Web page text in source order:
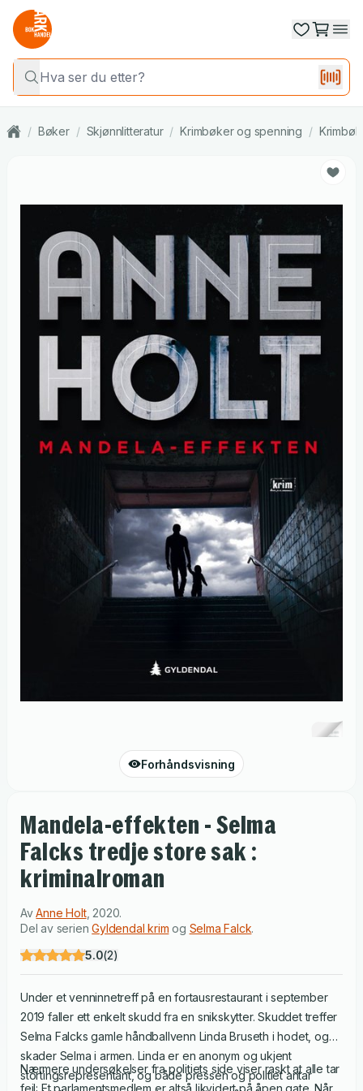
/ Bøker / Skjønnlitteratur / Krimbøker og spenning /
Forhåndsvisning
Mandela-effekten - Selma
Falcks tredje store sak :
kriminalroman
AvAnne Holt, 2020.
Del av serienGyldendal krim og Selma Falck.
5.0(2)
Under et venninnetreff på en fortausrestaurant i september
2019 faller ett enkelt skudd fra en snikskytter. Skuddet treffer
Selma Falcks gamle håndballvenn Linda Bruseth i hodet, og
skader Selma i armen. Linda er en anonym og ukjent
stortingsrepresentant, og både pressen og politiet antar
Nærmere undersøkelser fra politiets side viser raskt at alle tar
feil: Et parlamentsmedlem er altså likvidert på åpen gate. Når